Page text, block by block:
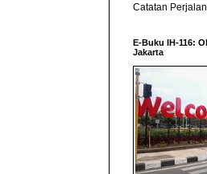
Catatan
E-Buku IH-116:
Jakarta